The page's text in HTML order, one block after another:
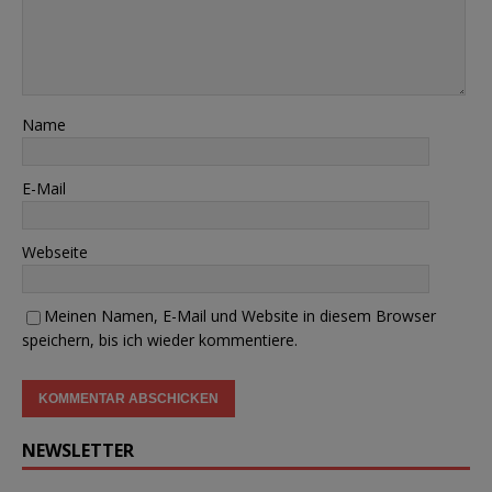
Name
E-Mail
Webseite
Meinen Namen, E-Mail und Website in diesem Browser
speichern, bis ich wieder kommentiere.
NEWSLETTER